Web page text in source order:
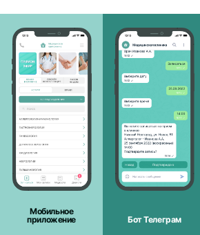
Мобильное
приложение
Бот Телеграм